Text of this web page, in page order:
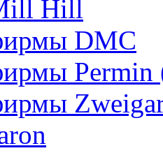
Hill
DMC
Permin